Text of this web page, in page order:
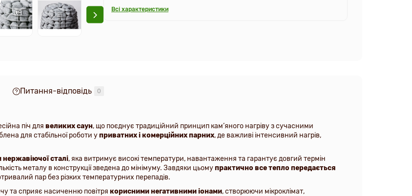
Всі характеристики
Питання-відповідь 0
піч для великих саун, що поєднує традиційний принцип кам’яного нагріву з сучасними
для стабільної роботи уприватних і комерційних парних, де важливі інтенсивний нагрів,
нержавіючої сталі, яка витримує високі температури, навантаження та гарантує довгий термін
металу в конструкції зведена до мінімуму. Завдяки цьомупрактично все тепло передається
пар без різких температурних перепадів.
та сприяє насиченню повітря корисними негативними іонами, створюючи мікроклімат,